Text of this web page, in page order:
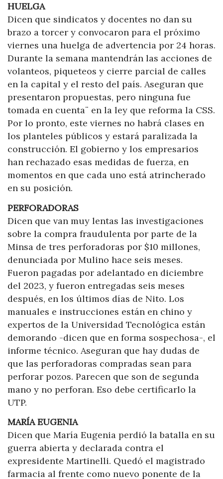
HUELGA
Dicen que sindicatos y docentes no dan su
brazo a torcer y convocaron para el próximo
viernes una huelga de advertencia por 24 horas.
Durante la semana mantendrán las acciones de
volanteos, piqueteos y cierre parcial de calles
en la capital y el resto del país. Aseguran que
presentaron propuestas, pero ninguna fue
tomada en cuenta¨ en la ley que reforma la CSS.
Por lo pronto, este viernes no habrá clases en
los planteles públicos y estará paralizada la
construcción. El gobierno y los empresarios
han rechazado esas medidas de fuerza, en
momentos en que cada uno está atrincherado
en su posición.
PERFORADORAS
Dicen que van muy lentas las investigaciones
sobre la compra fraudulenta por parte de la
Minsa de tres perforadoras por $10 millones,
denunciada por Mulino hace seis meses.
Fueron pagadas por adelantado en diciembre
del 2023, y fueron entregadas seis meses
después, en los últimos días de Nito. Los
manuales e instrucciones están en chino y
expertos de la Universidad Tecnológica están
demorando -dicen que en forma sospechosa-, el
informe técnico. Aseguran que hay dudas de
que las perforadoras compradas sean para
perforar pozos. Parecen que son de segunda
mano y no perforan. Eso debe certificarlo la
UTP.
MARÍA EUGENIA
Dicen que María Eugenia perdió la batalla en su
guerra abierta y declarada contra el
expresidente Martinelli. Quedó el magistrado
farmacia al frente como nuevo ponente de la